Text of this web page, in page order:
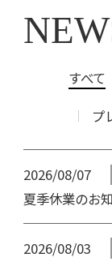
すべて
プ
2026/08/07
夏季休業のお
2026/08/03